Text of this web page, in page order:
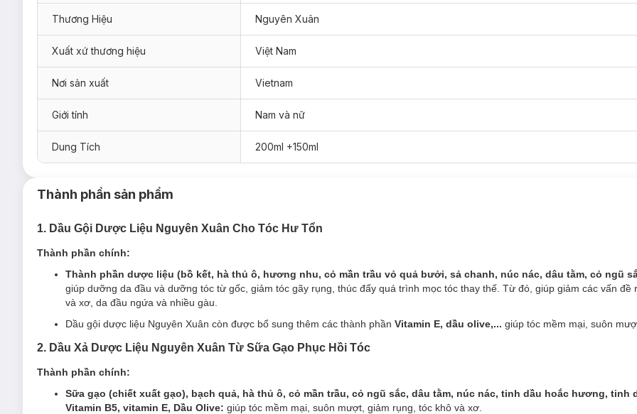
Thông tin sản phẩm:
1. Dầu Gội Dược Liệu Nguyên Xuân Cho Tóc Hư Tổn
Dầu Gội Dược Liệu Nguyên Xuân Cho Tóc Hư Tổnlà sản phẩm
tinh hoa 13 vị dược liệu cổ truyền như bạch quả, hà thủ ô, bồ kết, mần trầu, hoắc hương,…giúp dưỡng da đầu và dưỡng tóc từ gốc,
Thương Hiệu Nguyên Xuân
Xuất xứ thương hiệu Việt Nam
Nơi sản xuất Vietnam
Giới tính Nam và nữ
Dung Tích 200ml +150ml
Thành phần sản phẩm
1. Dầu Gội Dược Liệu Nguyên Xuân Cho Tóc Hư Tổn
Thành phần chính:
Thành phần dược liệu (bồ kết, hà thủ ô, hương nhu, cỏ mần trầu vỏ quả bưởi, sả chanh, núc nác, dâu tằm, cỏ ngũ
giúp dưỡng da đầu và dưỡng tóc từ gốc, giảm tóc gãy rụng, thúc đẩy quá trình mọc tóc thay thế. Từ đó, giúp giảm các vấn đề
và xơ, da đầu ngứa và nhiều gàu.
Dầu gội dược liệu Nguyên Xuân còn được bổ sung thêm các thành phần Vitamin E, dầu olive,... giúp tóc mềm mại, suôn
2. Dầu Xả Dược Liệu Nguyên Xuân Từ Sữa Gạo Phục Hồi Tóc
Thành phần chính:
Sữa gạo (chiết xuất gạo), bạch quả, hà thủ ô, cỏ mần trầu, cỏ ngũ sắc, dâu tằm, núc nác, tinh dầu hoắc hương, tinh
Vitamin B5, vitamin E, Dầu Olive: giúp tóc mềm mại, suôn mượt, giảm rụng, tóc khô và xơ.